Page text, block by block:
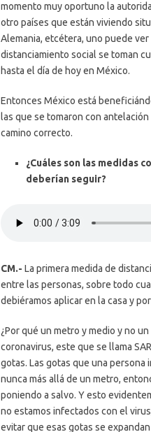
momento muy oportuno la
otro países que están viviendo
Alemania, etcétera, uno puede
distanciamiento social se toman
hasta el día de hoy en México.
Entonces México está
las que se tomaron con
camino correcto.
¿Cuáles son las medidas
deberían seguir?
CM.- La primera medida de
entre las personas, sobre todo
debiéramos aplicar en la casa y
¿Por qué un metro y medio y no
coronavirus, este que se llama
gotas. Las gotas que una persona
nunca más allá de un metro,
poniendo a salvo. Y esto
no estamos infectados con el
evitar que esas gotas se